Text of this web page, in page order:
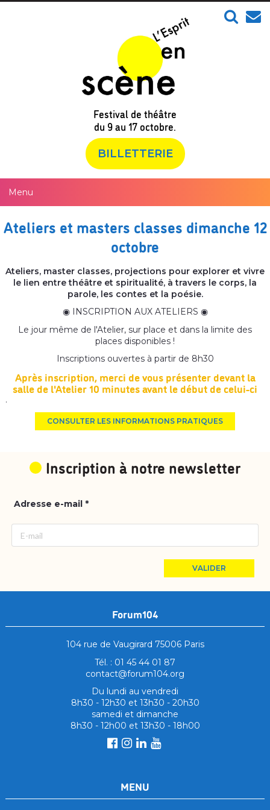
Festival de théâtre
du 9 au 17 octobre.
BILLETTERIE
Ateliers et masters classes dimanche 12
octobre
Ateliers, master classes, projections pour explorer et vivre
le lien entre théâtre et spiritualité, à travers le corps, la
parole, les contes et la poésie.
◉ INSCRIPTION AUX ATELIERS ◉
Le jour même de l'Atelier, sur place et dans la limite des
places disponibles !
Inscriptions ouvertes à partir de 8h30
Après inscription, merci de vous présenter devant la
salle de l'Atelier 10 minutes avant le début de celui-ci
.
CONSULTER LES INFORMATIONS PRATIQUES
Inscription à notre newsletter
Adresse e-mail
VALIDER
Forum104
104 rue de Vaugirard 75006 Paris
Tél. : 01 45 44 01 87
contact@forum104.org
Du lundi au vendredi
8h30 - 12h30 et 13h30 - 20h30
samedi et dimanche
8h30 - 12h00 et 13h30 - 18h00
MENU